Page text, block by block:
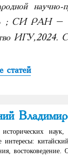
СИ РАН –
ИГУ, 2024.
статей
наук,
интересы:
востоковедение.